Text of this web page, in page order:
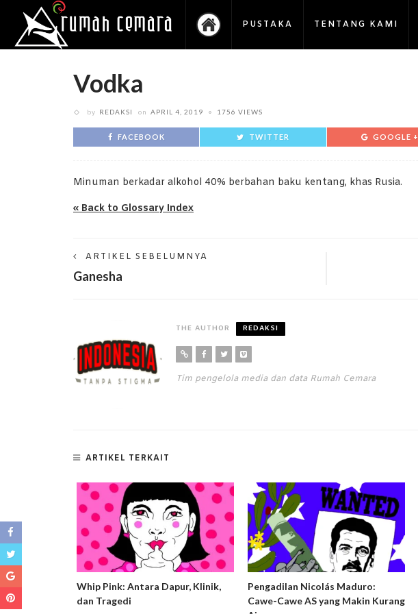
PUSTAKA TENTANG KAMI
Vodka
by REDAKSI on APRIL 4, 2019 1756 VIEWS
FACEBOOK TWITTER GOOGLE +
Minuman berkadar alkohol 40% berbahan baku kentang, khas Rusia.
« Back to Glossary Index
ARTIKEL SEBELUMNYA
Ganesha
THE AUTHOR REDAKSI
Tim pengelola media dan data Rumah Cemara
ARTIKEL TERKAIT
Harm
dan
Whip Pink: Antara Dapur, Klinik,
dan Tragedi
Pengadilan Nicolás Maduro:
Cawe-Cawe AS yang Makin Kurang